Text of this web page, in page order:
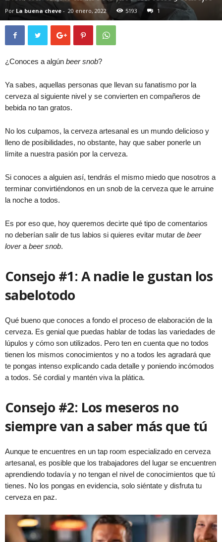
Por La buena cheve - 20 enero, 2022 5193 1
¿Conoces a algún beer snob?
Ya sabes, aquellas personas que llevan su fanatismo por la
cerveza al siguiente nivel y se convierten en compañeros de
bebida no tan gratos.
No los culpamos, la cerveza artesanal es un mundo delicioso y
lleno de posibilidades, no obstante, hay que saber ponerle un
límite a nuestra pasión por la cerveza.
Si conoces a alguien así, tendrás el mismo miedo que nosotros a
terminar convirtiéndonos en un snob de la cerveza que le arruine
la noche a todos.
Es por eso que, hoy queremos decirte qué tipo de comentarios
no deberían salir de tus labios si quieres evitar mutar de beer
lovera beer snob.
Consejo #1: A nadie le gustan los
sabelotodo
Qué bueno que conoces a fondo el proceso de elaboración de la
cerveza. Es genial que puedas hablar de todas las variedades de
lúpulos y cómo son utilizados. Pero ten en cuenta que no todos
tienen los mismos conocimientos y no a todos les agradará que
te pongas intenso explicando cada detalle y poniendo incómodos
a todos. Sé cordial y mantén viva la plática.
Consejo #2: Los meseros no
siempre van a saber más que tú
Aunque te encuentres en un tap room especializado en cerveza
artesanal, es posible que los trabajadores del lugar se encuentren
aprendiendo todavía y no tengan el nivel de conocimientos que tú
tienes. No los pongas en evidencia, solo siéntate y disfruta tu
cerveza en paz.